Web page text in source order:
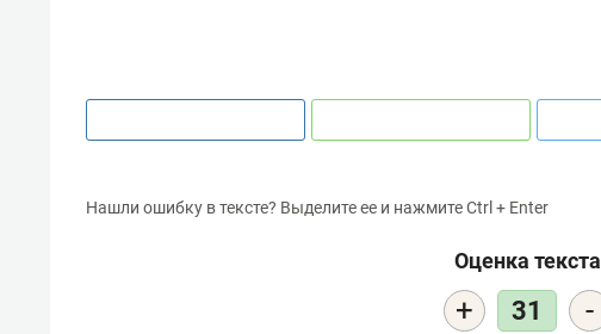
Нашли ошибку в тексте? Выделите ее и нажмите Ctrl + Enter
Оценка текста
+ 31 -